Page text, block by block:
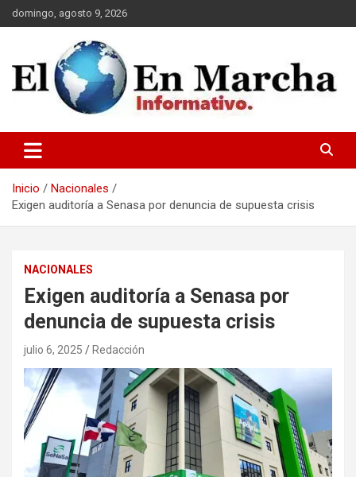
Saltar
al
domingo, agosto 9, 2026
elmundoenmarcha.net
Inicio
Nacionales
Exigen auditoría a Senasa por denuncia de supuesta crisis
NACIONALES
Exigen auditoría a Senasa por
denuncia de supuesta crisis
julio 6, 2025 Redacción